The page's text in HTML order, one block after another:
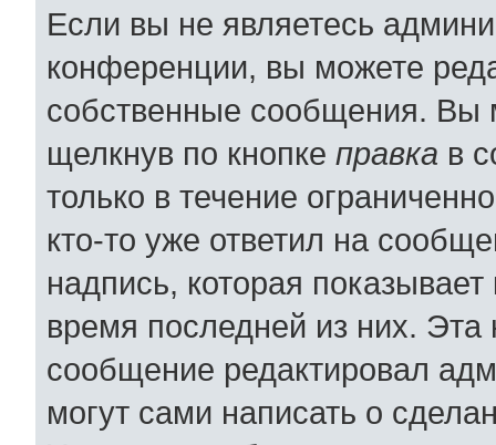
Если вы не являетесь
конференции, вы можете
собственные сообщения. Вы
щелкнув по кнопке правка в
только в течение
кто-то уже ответил на
надпись, которая
время последней из них. Эта
сообщение редактировал
могут сами написать о